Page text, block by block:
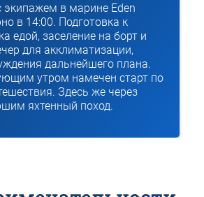
экипажем в марине Eden
в 14:00. Подготовка к
едой, заселение на борт и
для акклиматизации,
дальнейшего плана.
утром намечен старт по
Здесь же через
яхтенный поход.